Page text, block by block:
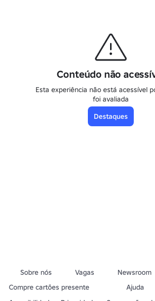
Conteúdo não
Esta experiência não está acessível
foi avaliada
Destaques
Sobre nós Vagas Newsroom
Compre cartões presente
Ajuda